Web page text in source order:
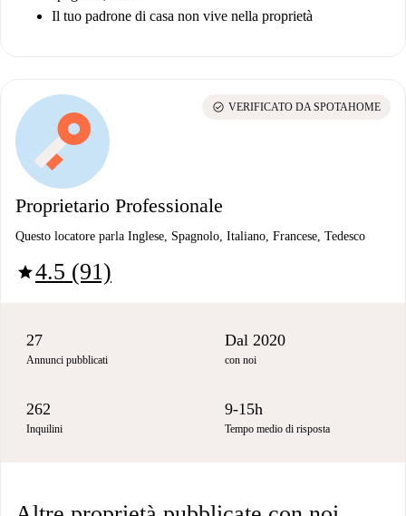
Il tuo padrone di casa non vive nella proprietà
Proprietario Professionale
Questo locatore parla Inglese, Spagnolo, Italiano, Francese, Tedesco
star4.5 (91)
check_circle VERIFICATO DA SPOTAHOME
27
Annunci pubblicati
Dal 2020
con noi
262
Inquilini
9-15h
Tempo medio di risposta